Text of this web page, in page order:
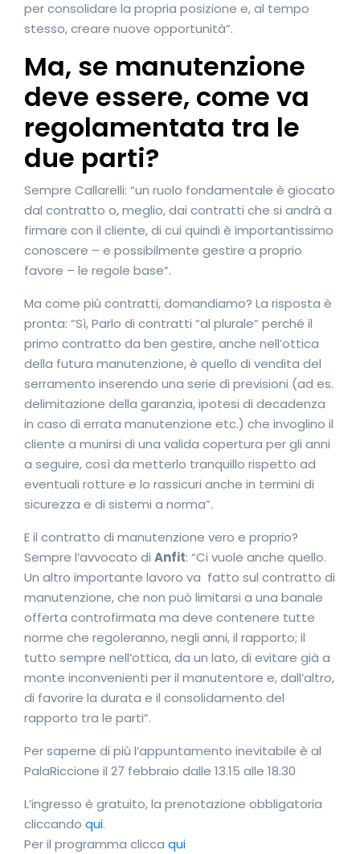
per consolidare la propria posizione e, al tempo
stesso, creare nuove opportunità”.
Ma, se manutenzione
deve essere, come va
regolamentata tra le
due parti?
Sempre Callarelli: “un ruolo fondamentale è giocato
dal contratto o, meglio, dai contratti che si andrà a
firmare con il cliente, di cui quindi è importantissimo
conoscere – e possibilmente gestire a proprio
favore – le regole base”.
Ma come più contratti, domandiamo? La risposta è
pronta: “Sì, Parlo di contratti “al plurale” perché il
primo contratto da ben gestire, anche nell’ottica
della futura manutenzione, è quello di vendita del
serramento inserendo una serie di previsioni (ad es.
delimitazione della garanzia, ipotesi di decadenza
in caso di errata manutenzione etc.) che invoglino il
cliente a munirsi di una valida copertura per gli anni
a seguire, così da metterlo tranquillo rispetto ad
eventuali rotture e lo rassicuri anche in termini di
sicurezza e di sistemi a norma”.
E il contratto di manutenzione vero e proprio?
Sempre l’avvocato di Anfit: “Ci vuole anche quello.
Un altro importante lavoro va fatto sul contratto di
manutenzione, che non può limitarsi a una banale
offerta controfirmata ma deve contenere tutte
norme che regoleranno, negli anni, il rapporto; il
tutto sempre nell’ottica, da un lato, di evitare già a
monte inconvenienti per il manutentore e, dall’altro,
di favorire la durata e il consolidamento del
rapporto tra le parti”.
Per saperne di più l’appuntamento inevitabile è al
PalaRiccione il 27 febbraio dalle 13.15 alle 18.30
L’ingresso è gratuito, la prenotazione obbligatoria
cliccando qui.
Per il programma clicca qui